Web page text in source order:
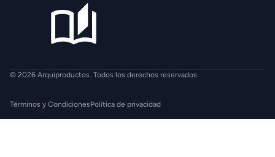
© 2026 Arquiproductos. Todos los derechos reservados.
Términos y CondicionesPolítica de privacidad